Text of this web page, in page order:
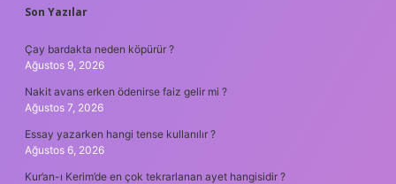
Son Yazılar
Çay bardakta neden köpürür ?
Ağustos 9, 2026
Nakit avans erken ödenirse faiz gelir mi ?
Ağustos 7, 2026
Essay yazarken hangi tense kullanılır ?
Ağustos 6, 2026
Kur’an-ı Kerim’de en çok tekrarlanan ayet hangisidir ?